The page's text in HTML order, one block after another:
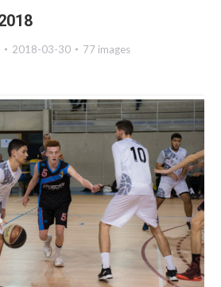
2018-03-30 77 images